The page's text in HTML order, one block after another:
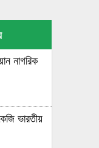
নাগরিক
ভারতীয়